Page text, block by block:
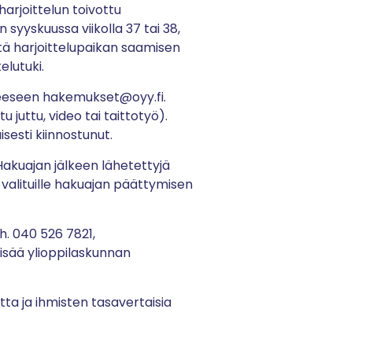
toivottu
syyskuussa viikolla 37 tai 38,
harjoittelupaikan saamisen
hakemukset@oyy.fi.
juttu, video tai taittotyö).
kiinnostunut.
jälkeen lähetettyjä
hakuajan päättymisen
040 526 7821,
ylioppilaskunnan
ja ihmisten tasavertaisia